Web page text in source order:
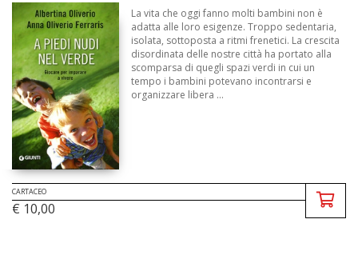
La vita che oggi fanno molti bambini non è
adatta alle loro esigenze. Troppo sedentaria,
isolata, sottoposta a ritmi frenetici. La crescita
disordinata delle nostre città ha portato alla
scomparsa di quegli spazi verdi in cui un
tempo i bambini potevano incontrarsi e
organizzare libera ...
CARTACEO
€ 10,00